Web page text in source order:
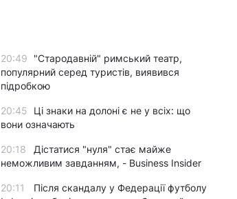
20:49
"Стародавній" римський театр,
популярний серед туристів, виявився
підробкою
20:45
Ці знаки на долоні є не у всіх: що
вони означають
20:18
Дістатися "нуля" стає майже
неможливим завданням, - Business Insider
20:11
Після скандалу у Федерації футболу